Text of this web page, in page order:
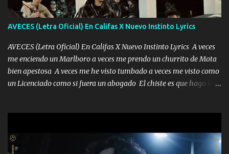
AVECES (Letra Oficial) En Califas X Nuevo Instinto Lyrics
AVECES (Letra Oficial) En Califas X Nuevo Instinto Lyrics A veces
me enciendo un Marlboro a veces me prendo un churrito de Mota
bien apestosa A veces me he visto tumbado a veces me visto como
un Licenciado como si fuera un abogado El chiste es que hago lo
corriente no quieren verte subir de level trucha mis plebes Música
A veces me pongo un sombrero a veces me ven la cachucha de lado